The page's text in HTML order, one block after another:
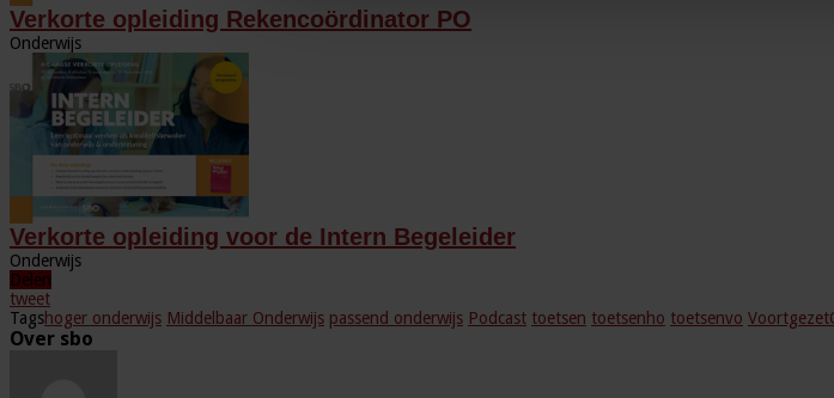
Verkorte opleiding Rekencoördinator PO
Onderwijs
Verkorte opleiding voor de Intern Begeleider
Onderwijs
Delen
tweet
Tagshoger onderwijs Middelbaar Onderwijs passend onderwijs Podcast toetsen toetsenho toetsenvo
Over sbo